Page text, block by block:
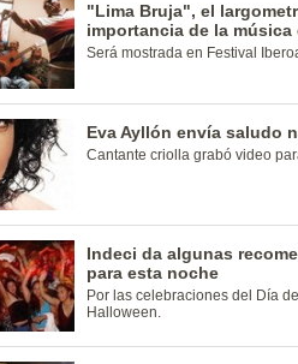
"Lima Bruja", el
importancia de la música
Será mostrada en Festival
Eva Ayllón envía saludo
Cantante criolla grabó video
Indeci da algunas
para esta noche
Por las celebraciones del Día
Halloween.